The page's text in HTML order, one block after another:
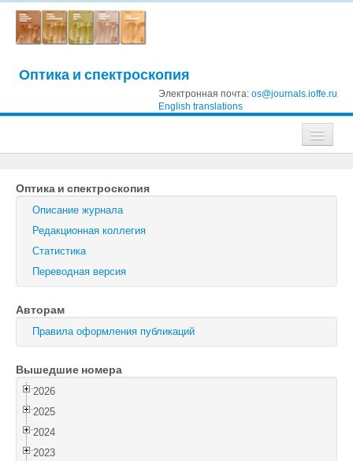
Оптика и спектроскопия
Электронная почта: os@journals.ioffe.ru
English translations
Журнал технической физики
Письма в Журнал технической физики
Физика твердого тела
Физика и техника полупроводников
Оптика и спектроскопия
Поиск
Войти
Оптика и спектроскопия
Описание журнала
Редакционная коллегия
Статистика
Переводная версия
Авторам
Правила оформления публикаций
Вышедшие номера
2026
2025
2024
2023